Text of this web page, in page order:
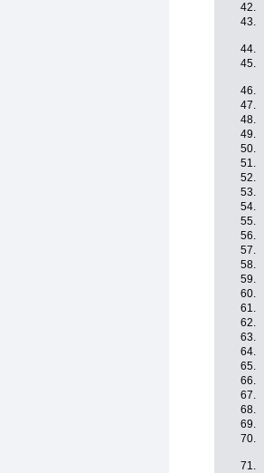
42.
43.
44.
45.
46.
47.
48.
49.
50.
51.
52.
53.
54.
55.
56.
57.
58.
59.
60.
61.
62.
63.
64.
65.
66.
67.
68.
69.
70.
71.